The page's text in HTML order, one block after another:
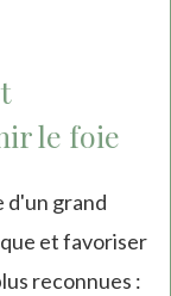
le foie
d'un grand
et favoriser
reconnues :